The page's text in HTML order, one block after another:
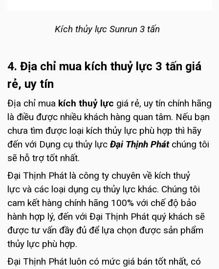
Kích thủy lực Sunrun 3 tấn
4. Địa chỉ mua kích thuỷ lực 3 tấn giá
rẻ, uy tín
Địa chỉ mua kích thuỷ lực giá rẻ, uy tín chính hãng
là điều được nhiều khách hàng quan tâm. Nếu bạn
chưa tìm được loại kích thủy lực phù hợp thì hãy
đến với Dụng cụ thủy lực Đại Thịnh Phátchúng tôi
sẽ hỗ trợ tốt nhất.
Đại Thịnh Phát là công ty chuyên về kích thuỷ
lực và các loại dụng cụ thủy lực khác. Chúng tôi
cam kết hàng chính hãng 100% với chế độ bảo
hành hợp lý, đến với Đại Thịnh Phát quý khách sẽ
được tư vấn đầy đủ để lựa chọn được sản phẩm
thủy lực phù hợp.
Đại Thịnh Phát luôn có mức giá bán tốt nhất, có